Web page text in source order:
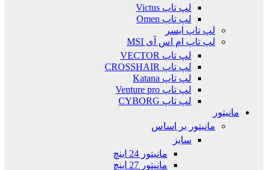
لپ تاپ Victus
لپ تاپ Omen
لپ تاپ ایسر
لپ تاپ ام اس آی MSI
لپ تاپ VECTOR
لپ تاپ CROSSHAIR
لپ تاپ Katana
لپ تاپ Venture pro
لپ تاپ CYBORG
مانیتور
مانیتور بر اساس
سایز
مانیتور 24 اینچ
مانیتور 27 اینچ